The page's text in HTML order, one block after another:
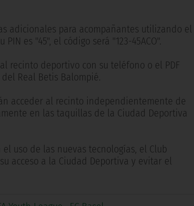
adicionales para acompañantes utilizando el
es "45", el código será "123-45ACO".
recinto deportivo con su teléfono o el PDF
Real Betis Balompié.
acceder al recinto independientemente de
en las taquillas de la Ciudad Deportiva
uso de las nuevas tecnologías, el Club
acceso a la Ciudad Deportiva y evitar el